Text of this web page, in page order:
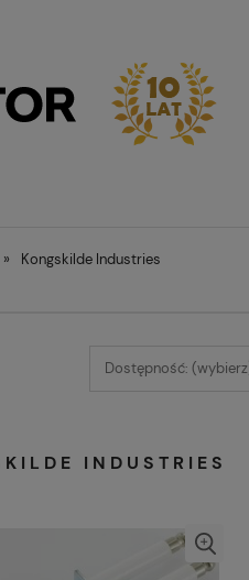
» Kongskilde Industries
Dostępność:
INDUSTRIES